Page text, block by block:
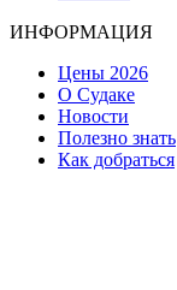
ИНФОРМАЦИЯ
Цены 2026
О Судаке
Новости
Полезно знать
Как добраться